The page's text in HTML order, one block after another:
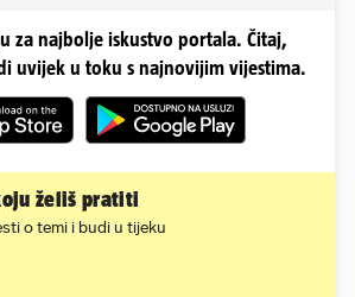
za najbolje iskustvo portala. Čitaj,
uvijek u toku s najnovijim vijestima.
želiš pratiti
o temi i budi u tijeku